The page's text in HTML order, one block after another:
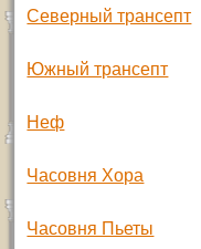
Северный трансепт
Южный трансепт
Неф
Часовня Хора
Часовня Пьеты